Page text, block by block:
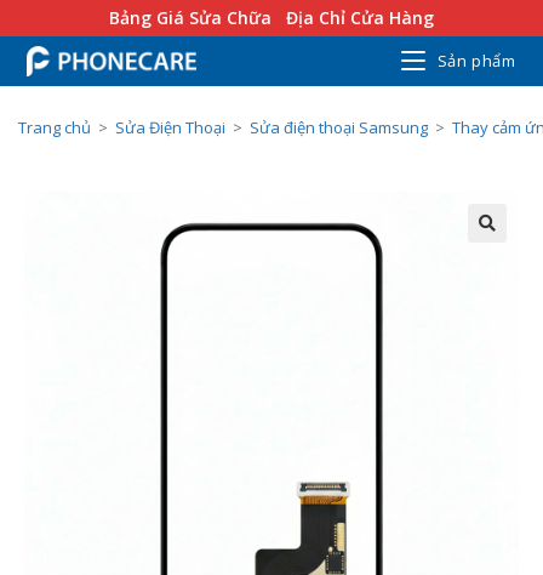
Bảng Giá Sửa Chữa Địa Chỉ Cửa Hàng
Sản phẩm
Trang chủ > Sửa Điện Thoại > Sửa điện thoại Samsung > Thay cảm